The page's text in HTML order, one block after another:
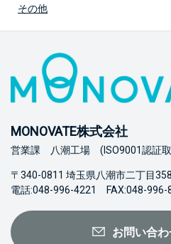
その他
MONOVATE株式会社
営業課 八潮工場 (ISO9001認証
〒340-0811 埼玉県八潮市二丁目358
電話:048-996-4221 FAX:048-996-
お問い合